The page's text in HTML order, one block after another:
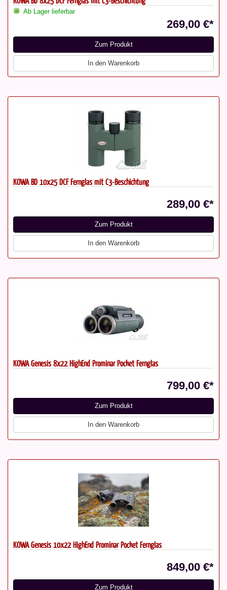
Ab Lager lieferbar
269,00 €*
Zum Produkt
In den Warenkorb
KOWA BD 10x25 DCF Fernglas mit C3-Beschichtung
289,00 €*
Zum Produkt
In den Warenkorb
KOWA Genesis 8x22 HighEnd Prominar Pocket Fernglas
799,00 €*
Zum Produkt
In den Warenkorb
KOWA Genesis 10x22 HighEnd Prominar Pocket Fernglas
849,00 €*
Zum Produkt